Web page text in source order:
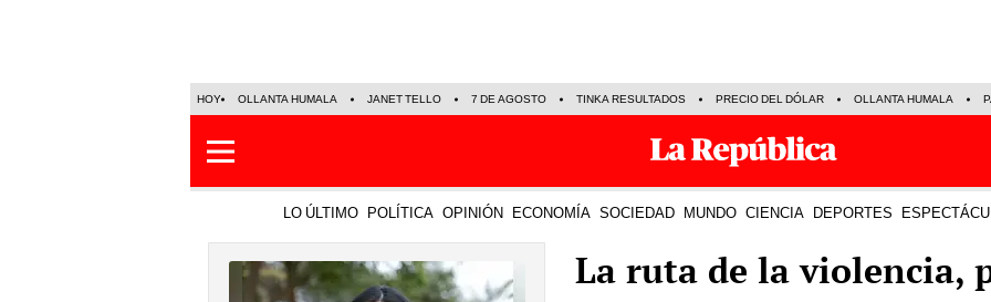
HOY OLLANTA HUMALA JANET TELLO 7 DE AGOSTO TINKA RESULTADOS PRECIO DEL DÓLAR OLLANTA HUMALA
LO ÚLTIMO POLÍTICA OPINIÓN ECONOMÍA SOCIEDAD MUNDO CIENCIA DEPORTES
La ruta de la violencia,